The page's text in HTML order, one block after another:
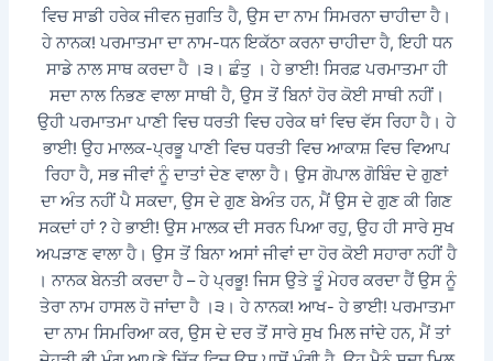
ਵਿਚ ਸਾਡੀ ਹਰੇਕ ਜੀਵਨ ਜੁਗਤਿ ਹੈ, ਉਸ ਦਾ ਨਾਮ ਸਿਮਰਨਾ ਚਾਹੀਦਾ ਹੈ।
ਹੇ ਨਾਨਕ! ਪਰਮਾਤਮਾ ਦਾ ਨਾਮ-ਧਨ ਇਕੱਠਾ ਕਰਨਾ ਚਾਹੀਦਾ ਹੈ, ਇਹੀ ਧਨ
ਸਾਡੇ ਨਾਲ ਸਾਥ ਕਰਦਾ ਹੈ ।੩। ਛੰਤੁ । ਹੇ ਭਾਈ! ਸਿਰਫ਼ ਪਰਮਾਤਮਾ ਹੀ
ਸਦਾ ਨਾਲ ਨਿਭਣ ਵਾਲਾ ਸਾਥੀ ਹੈ, ਉਸ ਤੋਂ ਬਿਨਾਂ ਹੋਰ ਕੋਈ ਸਾਥੀ ਨਹੀਂ।
ਉਹੀ ਪਰਮਾਤਮਾ ਪਾਣੀ ਵਿਚ ਧਰਤੀ ਵਿਚ ਹਰੇਕ ਥਾਂ ਵਿਚ ਵੱਸ ਰਿਹਾ ਹੈ। ਹੇ
ਭਾਈ! ਉਹ ਮਾਲਕ-ਪ੍ਰਭੂ ਪਾਣੀ ਵਿਚ ਧਰਤੀ ਵਿਚ ਆਕਾਸ਼ ਵਿਚ ਵਿਆਪ
ਰਿਹਾ ਹੈ, ਸਭ ਜੀਵਾਂ ਨੂੰ ਦਾਤਾਂ ਦੇਣ ਵਾਲਾ ਹੈ। ਉਸ ਗੋਪਾਲ ਗੋਬਿੰਦ ਦੇ ਗੁਣਾਂ
ਦਾ ਅੰਤ ਨਹੀਂ ਪੈ ਸਕਦਾ, ਉਸ ਦੇ ਗੁਣ ਬੇਅੰਤ ਹਨ, ਮੈਂ ਉਸ ਦੇ ਗੁਣ ਕੀ ਗਿਣ
ਸਕਦਾਂ ਹਾਂ ? ਹੇ ਭਾਈ! ਉਸ ਮਾਲਕ ਦੀ ਸਰਨ ਪਿਆ ਰਹੁ, ਉਹ ਹੀ ਸਾਰੇ ਸੁਖ
ਅਪੜਾਣ ਵਾਲਾ ਹੈ। ਉਸ ਤੋਂ ਬਿਨਾ ਅਸਾਂ ਜੀਵਾਂ ਦਾ ਹੋਰ ਕੋਈ ਸਹਾਰਾ ਨਹੀਂ ਹੈ
। ਨਾਨਕ ਬੇਨਤੀ ਕਰਦਾ ਹੈ – ਹੇ ਪ੍ਰਭੂ! ਜਿਸ ਉਤੇ ਤੂੰ ਮੇਹਰ ਕਰਦਾ ਹੈਂ ਉਸ ਨੂੰ
ਤੇਰਾ ਨਾਮ ਹਾਸਲ ਹੋ ਜਾਂਦਾ ਹੈ ।੩। ਹੇ ਨਾਨਕ! ਆਖ- ਹੇ ਭਾਈ! ਪਰਮਾਤਮਾ
ਦਾ ਨਾਮ ਸਿਮਰਿਆ ਕਰ, ਉਸ ਦੇ ਦਰ ਤੋਂ ਸਾਰੇ ਸੁਖ ਮਿਲ ਜਾਂਦੇ ਹਨ, ਮੈਂ ਤਾਂ